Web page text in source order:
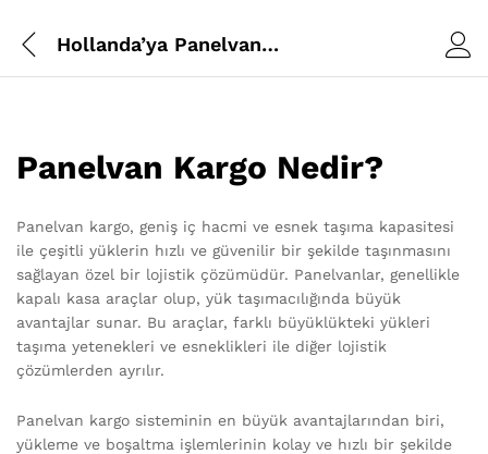
Hollanda’ya Panelvan Kargo
Panelvan Kargo Nedir?
Panelvan kargo, geniş iç hacmi ve esnek taşıma kapasitesi
ile çeşitli yüklerin hızlı ve güvenilir bir şekilde taşınmasını
sağlayan özel bir lojistik çözümüdür. Panelvanlar, genellikle
kapalı kasa araçlar olup, yük taşımacılığında büyük
avantajlar sunar. Bu araçlar, farklı büyüklükteki yükleri
taşıma yetenekleri ve esneklikleri ile diğer lojistik
çözümlerden ayrılır.
Panelvan kargo sisteminin en büyük avantajlarından biri,
yükleme ve boşaltma işlemlerinin kolay ve hızlı bir şekilde